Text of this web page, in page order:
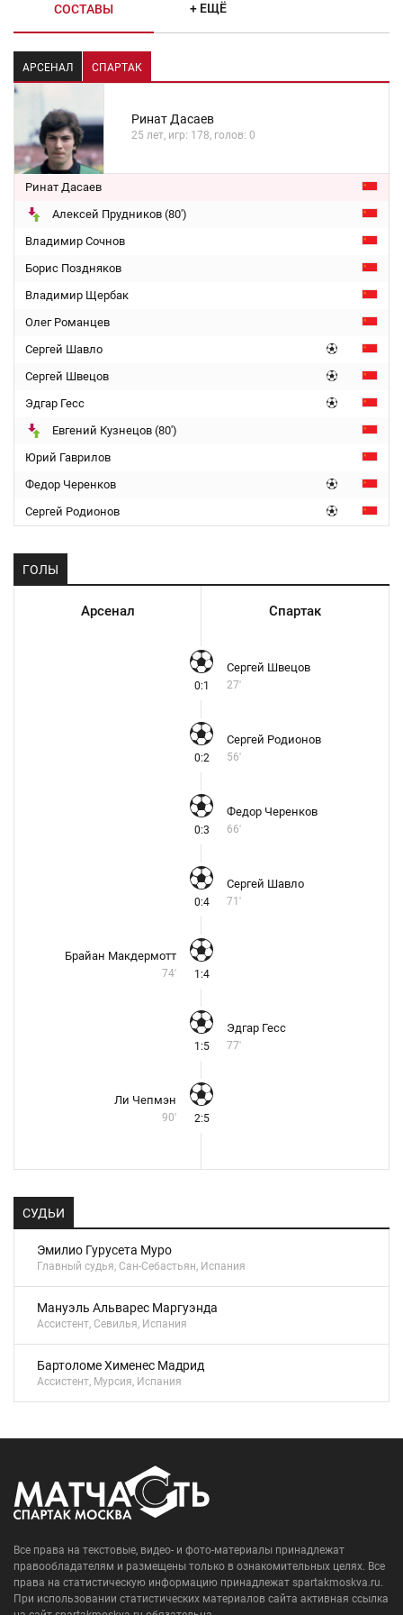
СОСТАВЫ + ЕЩЁ
АРСЕНАЛ СПАРТАК
Ринат Дасаев
25 лет, игр: 178, голов: 0
Ринат Дасаев
Алексей Прудников (80')
Владимир Сочнов
Борис Поздняков
Владимир Щербак
Олег Романцев
Сергей Шавло
Сергей Швецов
Эдгар Гесс
Евгений Кузнецов (80')
Юрий Гаврилов
Федор Черенков
Сергей Родионов
ГОЛЫ
Арсенал Спартак
0:1
Сергей Швецов
27'
0:2
Сергей Родионов
56'
0:3
Федор Черенков
66'
0:4
Сергей Шавло
71'
Брайан Макдермотт
74' 1:4
1:5
Эдгар Гесс
77'
Ли Чепмэн
90' 2:5
СУДЬИ
Эмилио Гурусета Муро
Главный судья, Сан-Себастьян, Испания
Мануэль Альварес Маргуэнда
Ассистент, Севилья, Испания
Бартоломе Хименес Мадрид
Ассистент, Мурсия, Испания
Все права на текстовые, видео- и фото-материалы принадлежат
правообладателям и размещены только в ознакомительных целях. Все
права на статистическую информацию принадлежат spartakmoskva.ru.
При использовании статистических материалов сайта активная ссылка